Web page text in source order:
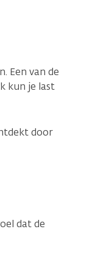
Een van de
kun je last
door
dat de